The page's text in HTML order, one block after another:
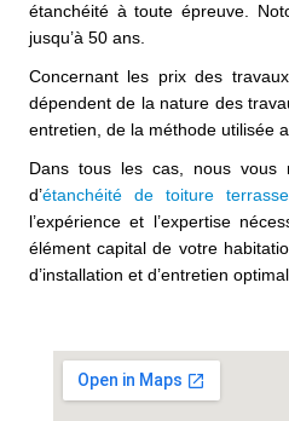
étanchéité à toute épreuve.
jusqu’à 50 ans.
Concernant les prix des
dépendent de la nature des
entretien, de la méthode utilisée
Dans tous les cas, nous vous
d’étanchéité de toiture
l’expérience et l’expertise
élément capital de votre
d’installation et d’entretien